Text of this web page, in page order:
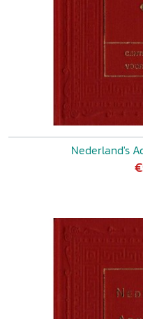
Nederland's